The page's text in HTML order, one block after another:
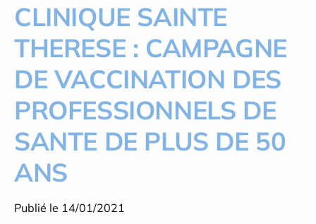
CLINIQUE SAINTE
THERESE : CAMPAGNE
DE VACCINATION DES
PROFESSIONNELS DE
SANTE DE PLUS DE 50
ANS
Publié le 14/01/2021